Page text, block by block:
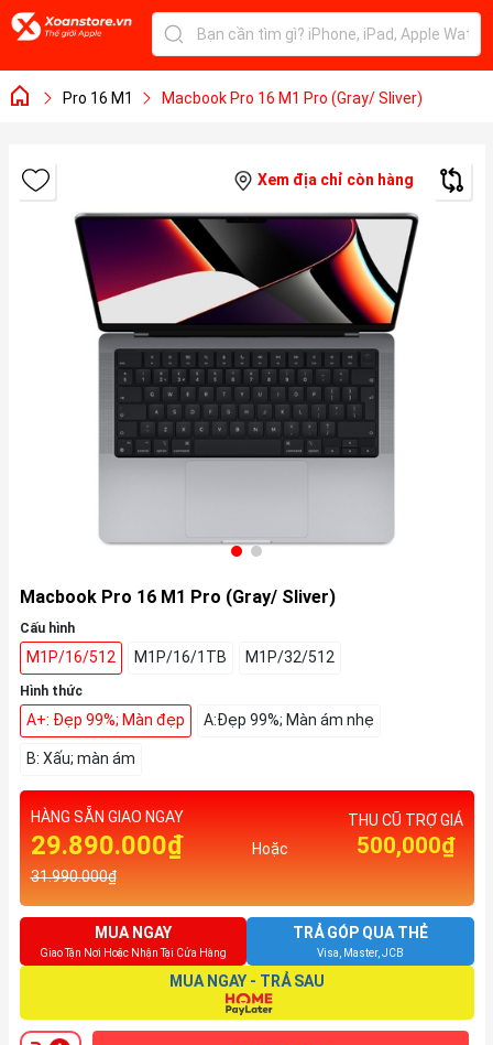
Pro 16 M1 Macbook Pro 16 M1 Pro (Gray/ Sliver)
Xem địa chỉ còn hàng
Macbook Pro 16 M1 Pro (Gray/ Sliver)
Cấu hình
M1P/16/512 M1P/16/1TB M1P/32/512
Hình thức
A+: Đẹp 99%; Màn đẹp A:Đẹp 99%; Màn ám nhẹ
B: Xấu; màn ám
HÀNG SẴN GIAO NGAY
29.890.000₫
31.990.000₫
Hoặc
THU CŨ TRỢ GIÁ
500,000₫
MUA NGAY
Giao Tận Nơi Hoặc Nhận Tại Cửa Hàng
TRẢ GÓP QUA THẺ
Visa, Master, JCB
MUA NGAY - TRẢ SAU